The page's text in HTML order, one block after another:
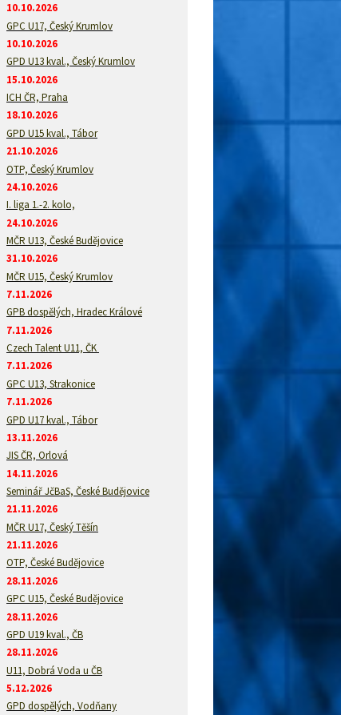
10.10.2026
GPC U17, Český Krumlov
10.10.2026
GPD U13 kval., Český Krumlov
15.10.2026
ICH ČR, Praha
18.10.2026
GPD U15 kval., Tábor
21.10.2026
OTP, Český Krumlov
24.10.2026
I. liga 1.-2. kolo,
24.10.2026
MČR U13, České Budějovice
31.10.2026
MČR U15, Český Krumlov
7.11.2026
GPB dospělých, Hradec Králové
7.11.2026
Czech Talent U11, ČK
7.11.2026
GPC U13, Strakonice
7.11.2026
GPD U17 kval., Tábor
13.11.2026
JIS ČR, Orlová
14.11.2026
Seminář JčBaS, České Budějovice
21.11.2026
MČR U17, Český Těšín
21.11.2026
OTP, České Budějovice
28.11.2026
GPC U15, České Budějovice
28.11.2026
GPD U19 kval., ČB
28.11.2026
U11, Dobrá Voda u ČB
5.12.2026
GPD dospělých, Vodňany